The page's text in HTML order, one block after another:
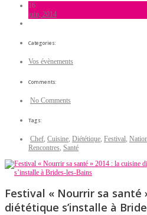
16
juin, 2014
Categories:
Vos évènements
Comments:
No Comments
Tags:
Chef, Cuisine, Diététique, Festival,
Rencontres, Santé
Festival « Nourrir sa santé
diététique s’installe à